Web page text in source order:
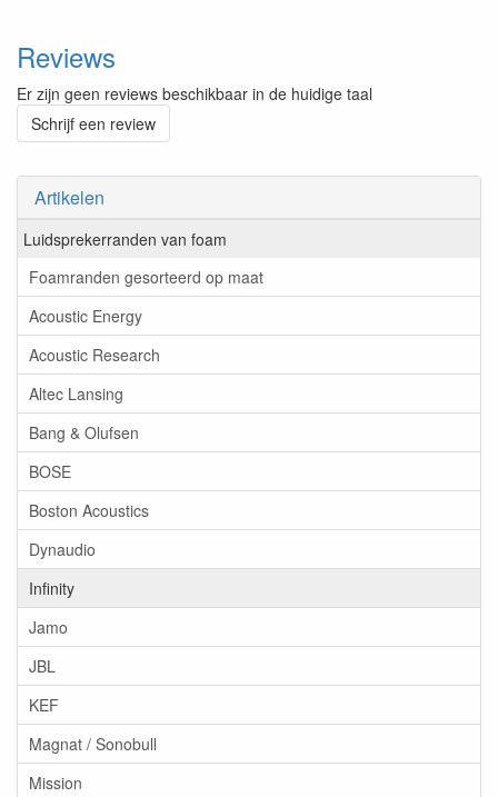
Artikelen
Luidsprekerranden van foam
Foamranden gesorteerd op maat
Acoustic Energy
Acoustic Research
Altec Lansing
Bang & Olufsen
BOSE
Boston Acoustics
Dynaudio
Infinity
Jamo
JBL
KEF
Magnat / Sonobull
Mission
Reviews
Er zijn geen reviews beschikbaar in de huidige taal
Schrijf een review